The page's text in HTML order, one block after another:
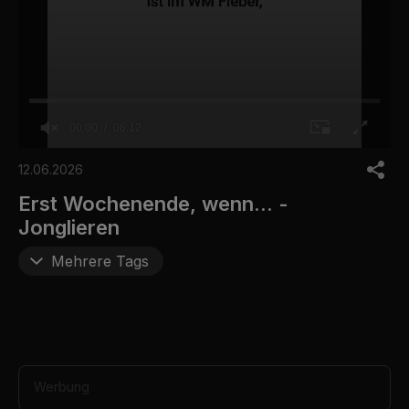
s
c
o
n
t
12.06.2026
Erst Wochenende, wenn... -
Jonglieren
Mehrere Tags
Werbung